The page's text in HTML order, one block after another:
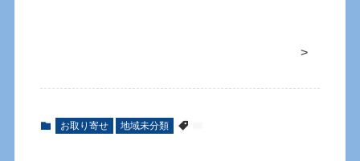
>
お取り寄せ 地域未分類